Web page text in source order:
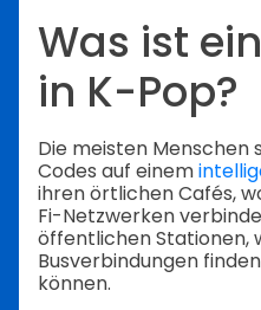
Was ist
in K-Pop?
Die meisten Menschen
Codes auf einem
ihren örtlichen Cafés,
Fi-Netzwerken
öffentlichen Stationen,
Busverbindungen
können.